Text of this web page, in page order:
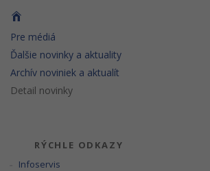
Pre médiá
Ďalšie novinky a aktuality
Archív noviniek a aktualít
Detail novinky
RÝCHLE ODKAZY
Infoservis